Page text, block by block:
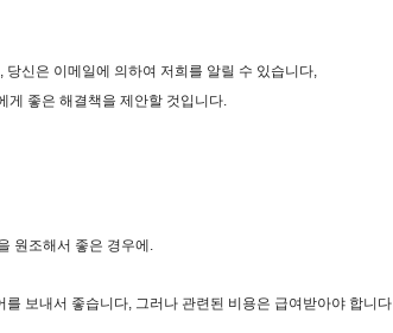
신은 이메일에 의하여 저희를 알릴 수 있습니다,
게 좋은 해결책을 제안할 것입니다.
원조해서 좋은 경우에.
보내서 좋습니다, 그러나 관련된 비용은 급여받아야 합니다